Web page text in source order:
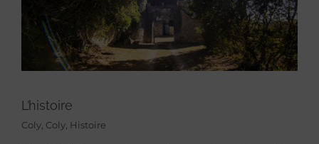
L’histoire
Coly, Coly, Histoire